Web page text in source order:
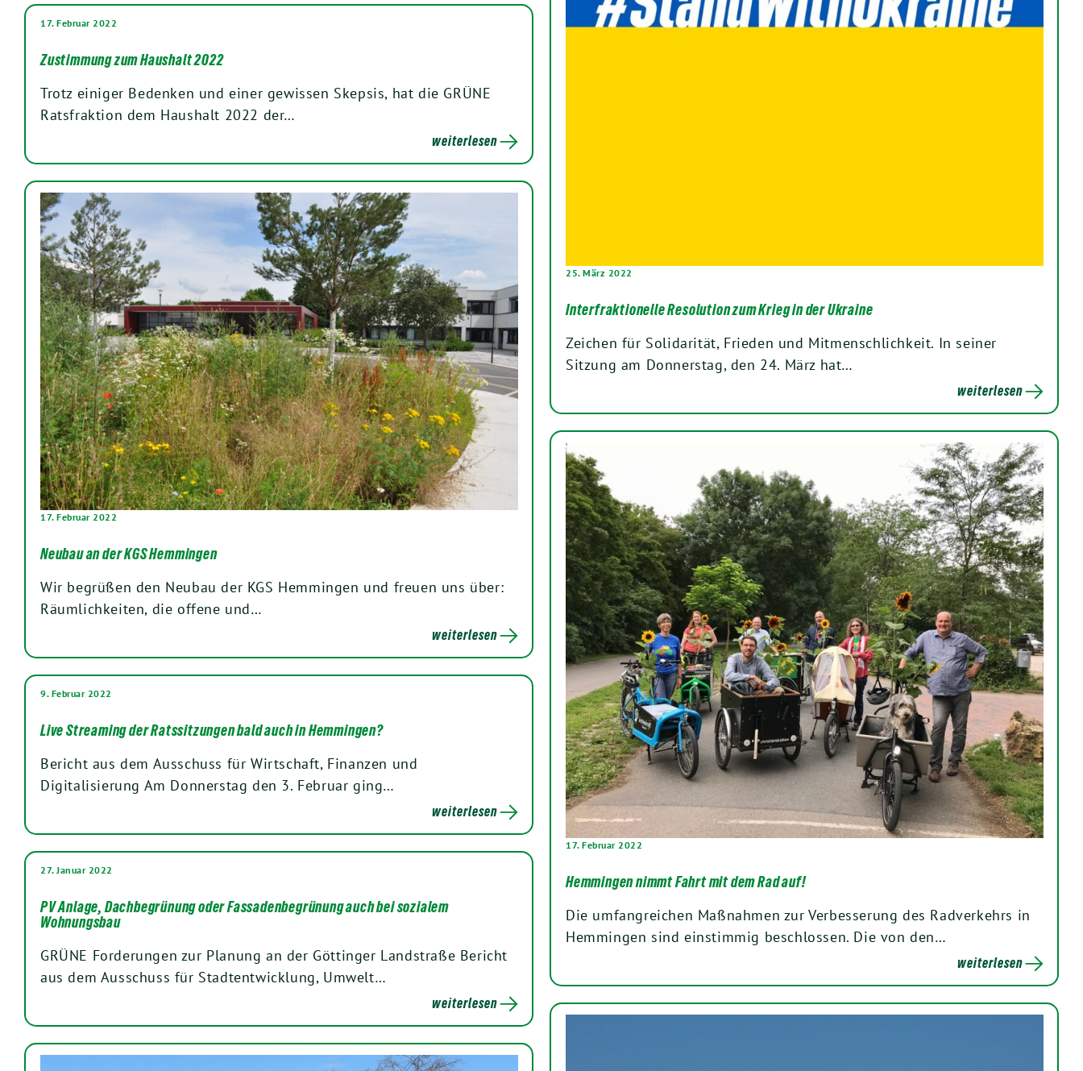
25. März 2022
Interfraktionelle Resolution zum Krieg in der Ukraine
Zeichen für Solidarität, Frieden und Mitmenschlichkeit. In seiner
Sitzung am Donnerstag, den 24. März hat…
weiterlesen
17. Februar 2022
Zustimmung zum Haushalt 2022
Trotz einiger Bedenken und einer gewissen Skepsis, hat die GRÜNE
Ratsfraktion dem Haushalt 2022 der…
weiterlesen
17. Februar 2022
Neubau an der KGS Hemmingen
Wir begrüßen den Neubau der KGS Hemmingen und freuen uns über:
Räumlichkeiten, die offene und…
weiterlesen
17. Februar 2022
Hemmingen nimmt Fahrt mit dem Rad auf!
Die umfangreichen Maßnahmen zur Verbesserung des Radverkehrs in
Hemmingen sind einstimmig beschlossen. Die von den…
weiterlesen
9. Februar 2022
Live Streaming der Ratssitzungen bald auch in Hemmingen?
Bericht aus dem Ausschuss für Wirtschaft, Finanzen und
Digitalisierung Am Donnerstag den 3. Februar ging…
weiterlesen
27. Januar 2022
PV Anlage, Dachbegrünung oder Fassadenbegrünung auch bei sozialem
Wohnungsbau
GRÜNE Forderungen zur Planung an der Göttinger Landstraße Bericht
aus dem Ausschuss für Stadtentwicklung, Umwelt…
weiterlesen